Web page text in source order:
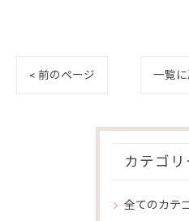
< 前のページ 一覧に
カテゴリ
全てのカテ